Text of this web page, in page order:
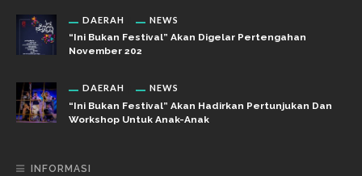
DAERAH NEWS
“Ini Bukan Festival” Akan Digelar Pertengahan
November 202
DAERAH NEWS
“Ini Bukan Festival” Akan Hadirkan Pertunjukan Dan
Workshop Untuk Anak-Anak
INFORMASI